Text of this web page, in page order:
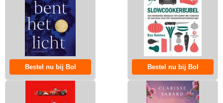
Bestel nu bij Bol Bestel nu bij Bol